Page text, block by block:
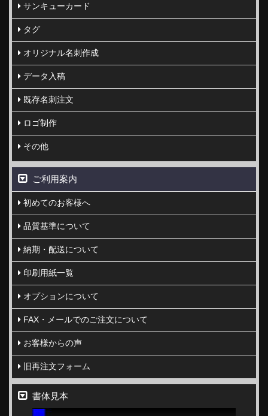
サンキューカード
タグ
オリジナル名刺作成
データ入稿
既存名刺注文
ロゴ制作
その他
ご利用案内
初めてのお客様へ
品質基準について
納期・配送について
印刷用紙一覧
オプションについて
FAX・メールでのご注文について
お客様からの声
旧再注文フォーム
書体見本